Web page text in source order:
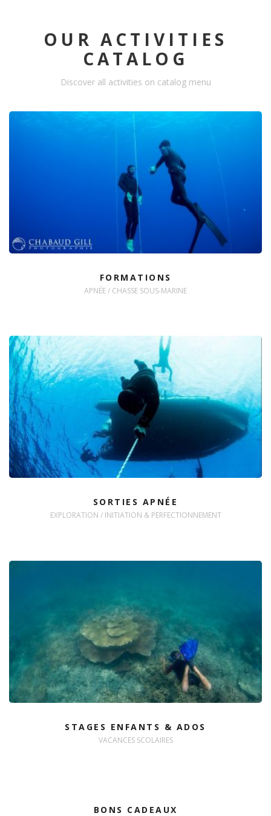
OUR ACTIVITIES
CATALOG
Discover all activities on catalog menu
FORMATIONS
APNÉE / CHASSE SOUS-MARINE
SORTIES APNÉE
EXPLORATION / INITIATION & PERFECTIONNEMENT
STAGES ENFANTS & ADOS
VACANCES SCOLAIRES
BONS CADEAUX